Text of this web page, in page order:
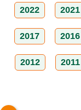
2022 2021
2017 2016
2012 2011